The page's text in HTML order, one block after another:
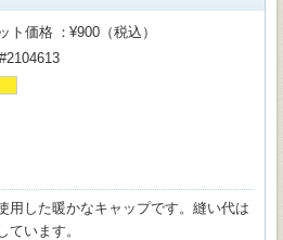
ト価格
¥900（税込）
#2104613
用した暖かなキャップです。縫い代は
ています。